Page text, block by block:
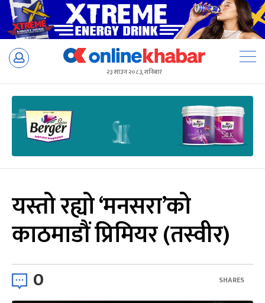
Skip
२३ साउन २०८३, शनिबार
यस्तो रह्यो ‘मनसरा’को
काठमाडौं प्रिमियर (तस्वीर)
0 SHARES